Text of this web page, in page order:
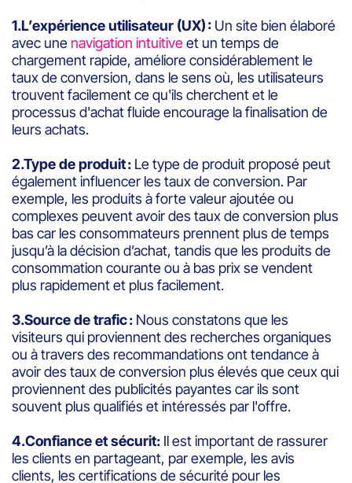
1.L’expérience utilisateur (UX) : Un site bien élaboré
avec une navigation intuitiveet un temps de
chargement rapide, améliore considérablement le
taux de conversion, dans le sens où, les utilisateurs
trouvent facilement ce qu'ils cherchent et le
processus d'achat fluide encourage la finalisation de
leurs achats.
2.Type de produit : Le type de produit proposé peut
également influencer les taux de conversion. Par
exemple, les produits à forte valeur ajoutée ou
complexes peuvent avoir des taux de conversion plus
bas car les consommateurs prennent plus de temps
jusqu’à la décision d’achat, tandis que les produits de
consommation courante ou à bas prix se vendent
plus rapidement et plus facilement.
3.Source de trafic : Nous constatons que les
visiteurs qui proviennent des recherches organiques
ou à travers des recommandations ont tendance à
avoir des taux de conversion plus élevés que ceux qui
proviennent des publicités payantes car ils sont
souvent plus qualifiés et intéressés par l'offre.
4.Confiance et sécurit: Il est important de rassurer
les clients en partageant, par exemple, les avis
clients, les certifications de sécurité pour les